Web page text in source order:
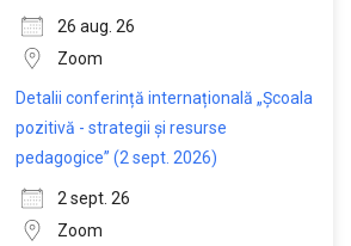
26 aug. 26
Zoom
Detalii conferință internațională „Școala
pozitivă - strategii și resurse
pedagogice” (2 sept. 2026)
2 sept. 26
Zoom